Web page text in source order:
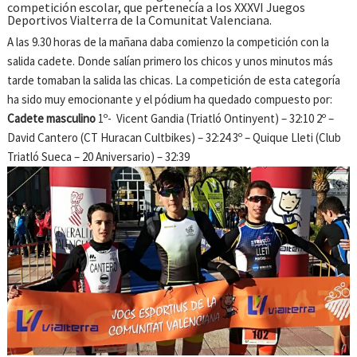
competición escolar, que pertenecía a los XXXVI Juegos
Deportivos Vialterra de la Comunitat Valenciana.
A las 9.30 horas de la mañana daba comienzo la competición con la
salida cadete. Donde salían primero los chicos y unos minutos más
tarde tomaban la salida las chicas. La competición de esta categoría
ha sido muy emocionante y el pódium ha quedado compuesto por:
Cadete masculino 1º- Vicent Gandia (Triatló Ontinyent) – 32:10 2º –
David Cantero (CT Huracan Cultbikes) – 32:24 3º – Quique Lleti (Club
Triatló Sueca – 20 Aniversario) – 32:39